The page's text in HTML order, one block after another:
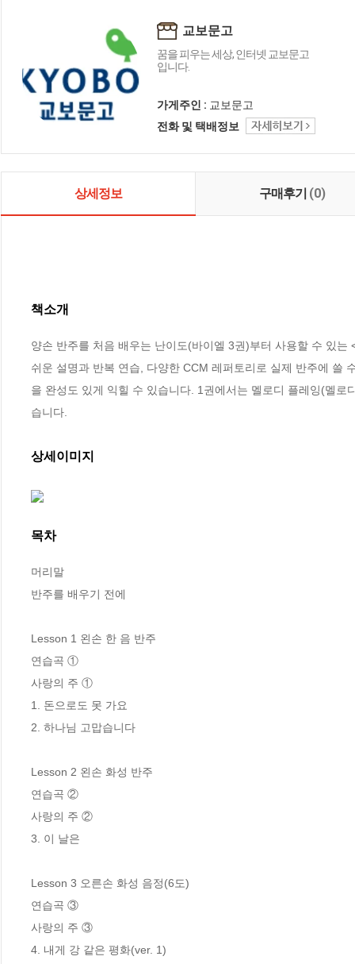
교보문고
꿈을 피우는 세상, 인터넷 교보문고
입니다.
가게주인 : 교보문고
전화 및 택배정보
상세정보 구매후기 (0)
책소개
양손 반주를 처음 배우는 난이도(바이엘 3권)부터 사용할 수 있는
쉬운 설명과 반복 연습, 다양한 CCM 레퍼토리로 실제 반주에 쓸
을 완성도 있게 익힐 수 있습니다. 1권에서는 멜로디 플레잉(멜
습니다.
상세이미지
목차
머리말
반주를 배우기 전에
Lesson 1 왼손 한 음 반주
연습곡 ①
사랑의 주 ①
1. 돈으로도 못 가요
2. 하나님 고맙습니다
Lesson 2 왼손 화성 반주
연습곡 ②
사랑의 주 ②
3. 이 날은
Lesson 3 오른손 화성 음정(6도)
연습곡 ③
사랑의 주 ③
4. 내게 강 같은 평화(ver. 1)